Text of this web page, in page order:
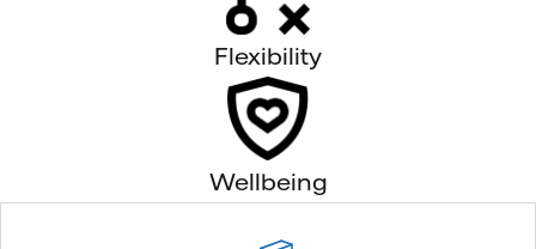
Flexibility
Wellbeing